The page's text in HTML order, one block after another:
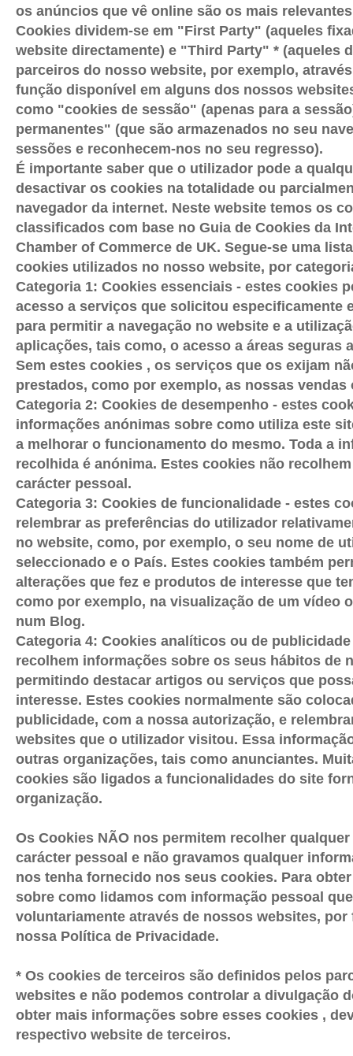
os anúncios que vê online são os mais
Cookies dividem-se em "First Party" (aqueles
website directamente) e "Third Party" * (aqueles
parceiros do nosso website, por exemplo,
função disponível em alguns dos nossos
como "cookies de sessão" (apenas para a
permanentes" (que são armazenados no seu
sessões e reconhecem-nos no seu regresso).
É importante saber que o utilizador pode a
desactivar os cookies na totalidade ou
navegador da internet. Neste website temos os
classificados com base no Guia de Cookies da
Chamber of Commerce de UK. Segue-se uma
cookies utilizados no nosso website, por
Categoria 1: Cookies essenciais - estes cookies
acesso a serviços que solicitou especificamente
para permitir a navegação no website e a
aplicações, tais como, o acesso a áreas seguras
Sem estes cookies , os serviços que os exijam
prestados, como por exemplo, as nossas vendas
Categoria 2: Cookies de desempenho - estes
informações anónimas sobre como utiliza este
a melhorar o funcionamento do mesmo. Toda a
recolhida é anónima. Estes cookies não
carácter pessoal.
Categoria 3: Cookies de funcionalidade - estes
relembrar as preferências do utilizador
no website, como, por exemplo, o seu nome de
seleccionado e o País. Estes cookies também
alterações que fez e produtos de interesse que
como por exemplo, na visualização de um vídeo
num Blog.
Categoria 4: Cookies analíticos ou de
recolhem informações sobre os seus hábitos de
permitindo destacar artigos ou serviços que
interesse. Estes cookies normalmente são
publicidade, com a nossa autorização, e
websites que o utilizador visitou. Essa
outras organizações, tais como anunciantes.
cookies são ligados a funcionalidades do site
organização.
Os Cookies NÃO nos permitem recolher
carácter pessoal e não gravamos qualquer
nos tenha fornecido nos seus cookies. Para
sobre como lidamos com informação pessoal
voluntariamente através de nossos websites, por
nossa Política de Privacidade.
* Os cookies de terceiros são definidos pelos
websites e não podemos controlar a divulgação
obter mais informações sobre esses cookies ,
respectivo website de terceiros.